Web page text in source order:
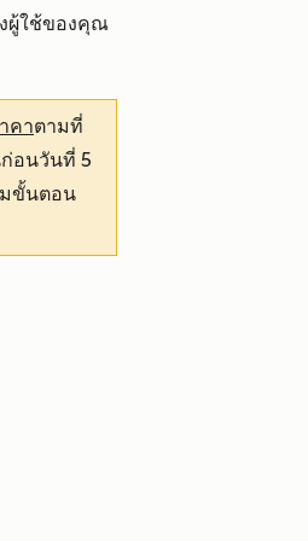
ผู้ใช้ของคุณ
คาตามที่
อนวันที่ 5
มขั้นตอน